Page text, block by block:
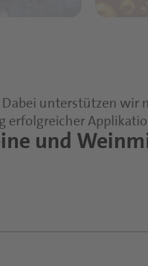
unterstützen
erfolgreicher
und